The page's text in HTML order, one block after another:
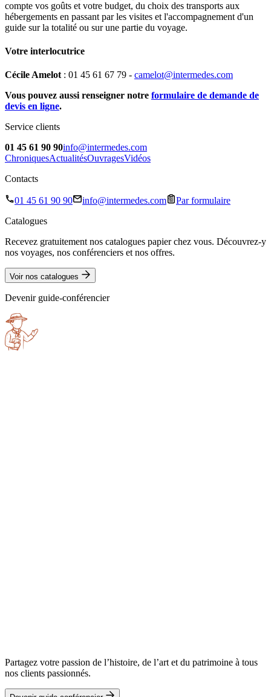
compte vos goûts et votre budget, du choix des transports aux
hébergements en passant par les visites et l'accompagnement d'un
guide sur la totalité ou sur une partie du voyage.
Votre interlocutrice
Cécile Amelot : 01 45 61 67 79 - camelot@intermedes.com
Vous pouvez aussi renseigner notre formulaire de demande de
devis en ligne.
Service clients
01 45 61 90 90info@intermedes.com
ChroniquesActualitésOuvragesVidéos
Contacts
01 45 61 90 90 info@intermedes.com
Par formulaire
Catalogues
Recevez gratuitement nos catalogues papier chez vous. Découvrez-y
nos voyages, nos conférenciers et nos offres.
Voir nos catalogues
Devenir guide-conférencier
Partagez votre passion de l’histoire, de l’art et du patrimoine à tous
nos clients passionnés.